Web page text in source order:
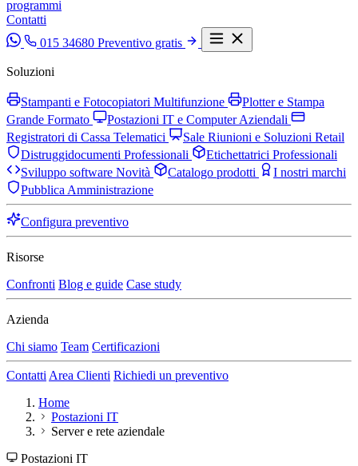
programmi
Contatti
015 34680 Preventivo gratis
Soluzioni
Stampanti e Fotocopiatori Multifunzione
Plotter e Stampa
Grande Formato
Postazioni IT e Computer Aziendali
Registratori di Cassa Telematici
Sale Riunioni e Soluzioni Retail
Distruggidocumenti Professionali
Etichettatrici Professionali
Sviluppo software Novità Catalogo prodotti
I nostri marchi
Pubblica Amministrazione
Configura preventivo
Risorse
Confronti Blog e guide Case study
Azienda
Chi siamo Team Certificazioni
Contatti Area Clienti Richiedi un preventivo
Home
Postazioni IT
Server e rete aziendale
Postazioni IT